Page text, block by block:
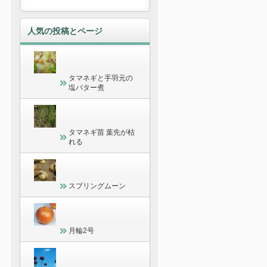
人気の投稿とページ
タマネギと手羽元の
塩バター煮
タマネギ苗 葉先が枯
れる
スプリングムーン
月輪2号